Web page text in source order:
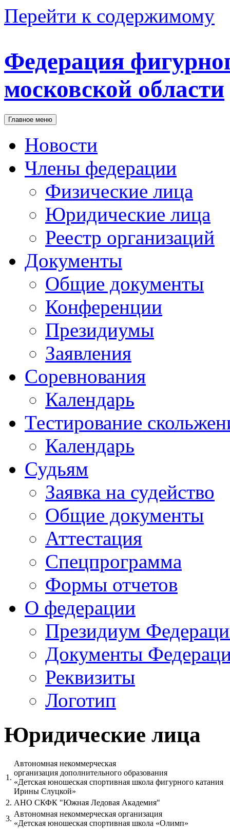
Перейти к содержимому
Федерация
московской области
Главное меню
Новости
Члены федерации
Физические лица
Юридические лица
Реестр организаций
Документы
Общие документы
Конференции
Президиумы
Заявления
Соревнования
Календарь
Тестирование
Календарь
Судьям
Заявка на судейство
Общие документы
Аттестация
Спецпрограмма
Формы отчетов
О федерации
Президиум
Документы
Реквизиты
Логотип
Юридические лица
1.
Автономная некоммерческая
организация дополнительного образования
«Детская юношеская спортивная школа фигурного катания
Ирины Слуцкой»
2. АНО СКФК "Южная Ледовая Академия"
3.
Автономная некоммерческая организация
«Детская юношеская спортивная школа «Олимп»